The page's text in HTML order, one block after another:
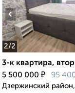
2/2
‹
3-к квартира,
5 500 000 ₽ 95
Дзержинский